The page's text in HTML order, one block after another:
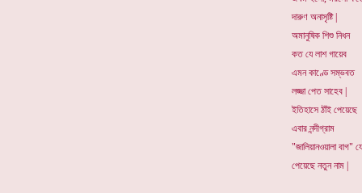
দারুণ অনাসৃষ্টি |
অমানুষিক শিশু নিধন
কত যে লাশ গায়েব
এমন কাণ্ডে সম্ভবত
লজ্জা পেত সাহেব |
ইতিহাসে ঠাঁই পেয়েছে
এবার নন্দীগ্রাম
"জালিয়ানওয়ালা বাগ"
পেয়েছে নতুন নাম |